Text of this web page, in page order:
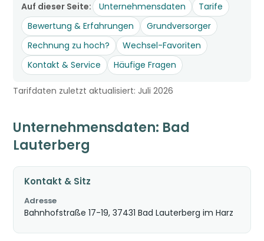
Auf dieser Seite: Unternehmensdaten
Tarife
Bewertung & Erfahrungen
Grundversorger
Rechnung zu hoch?
Wechsel-Favoriten
Kontakt & Service
Häufige Fragen
Tarifdaten zuletzt aktualisiert: Juli 2026
Unternehmensdaten: Bad
Lauterberg
Kontakt & Sitz
Adresse
Bahnhofstraße 17-19, 37431 Bad Lauterberg im Harz